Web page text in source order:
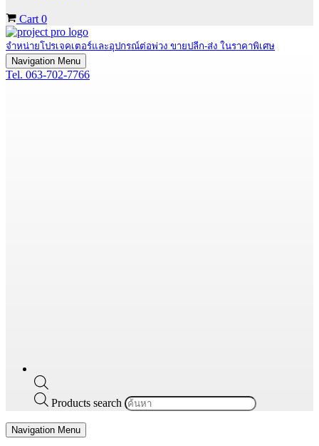
Cart 0
จำหน่ายโปรเจคเตอร์และอุปกรณ์ต่อพ่วง ขายปลีก-ส่ง ในราคาพิเศษ
Navigation Menu
Tel. 063-702-7766
Products search
Navigation Menu